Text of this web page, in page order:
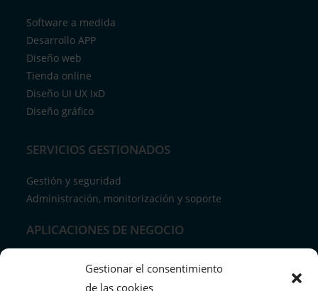
Gestionar el consentimiento
de las cookies
Software a medida
Desarrollo APP
Diseño web
Tienda online
Diseño UI UX IxD
Diseño gráfico
SERVICIOS GESTIONADOS
Gestión y seguridad
Administración, monitorización y soporte
APLICACIONES DE NEGOCIO